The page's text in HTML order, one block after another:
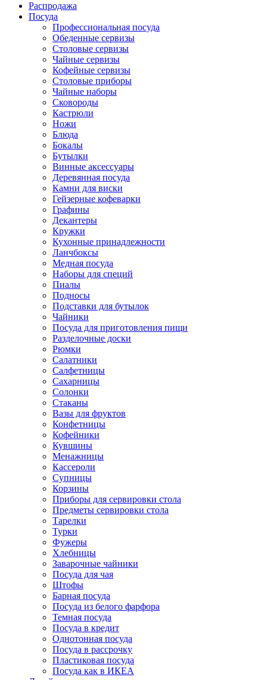
Распродажа
Посуда
Профессиональная посуда
Обеденные сервизы
Столовые сервизы
Чайные сервизы
Кофейные сервизы
Столовые приборы
Чайные наборы
Сковороды
Кастрюли
Ножи
Блюда
Бокалы
Бутылки
Винные аксессуары
Деревянная посуда
Камни для виски
Гейзерные кофеварки
Графины
Декантеры
Кружки
Кухонные принадлежности
Ланчбоксы
Медная посуда
Наборы для специй
Пиалы
Подносы
Подставки для бутылок
Чайники
Посуда для приготовления пищи
Разделочные доски
Рюмки
Салатники
Салфетницы
Сахарницы
Солонки
Стаканы
Вазы для фруктов
Конфетницы
Кофейники
Кувшины
Менажницы
Кассероли
Супницы
Корзины
Приборы для сервировки стола
Предметы сервировки стола
Тарелки
Турки
Фужеры
Хлебницы
Заварочные чайники
Посуда для чая
Штофы
Барная посуда
Посуда из белого фарфора
Темная посуда
Посуда в кредит
Однотонная посуда
Посуда в рассрочку
Пластиковая посуда
Посуда как в ИКЕА